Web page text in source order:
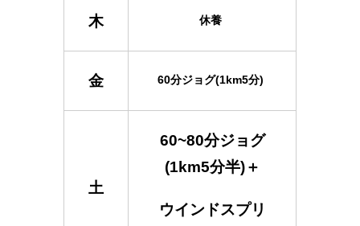
木 休養
金 60分ジョグ(1km5分)
土
60~80分ジョグ
(1km5分半)＋
ウインドスプリ